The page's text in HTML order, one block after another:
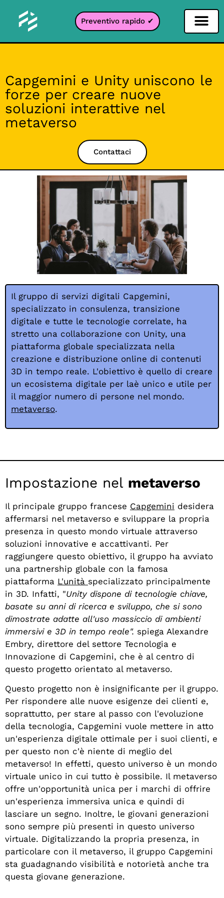
Preventivo rapido ✔
Capgemini e Unity uniscono le
forze per creare nuove
soluzioni interattive nel
metaverso
Contattaci
Il gruppo di servizi digitali Capgemini,
specializzato in consulenza, transizione
digitale e tutte le tecnologie correlate, ha
stretto una collaborazione con Unity, una
piattaforma globale specializzata nella
creazione e distribuzione online di contenuti
3D in tempo reale. L'obiettivo è quello di creare
un ecosistema digitale per laè unico e utile per
il maggior numero di persone nel mondo.
metaverso.
Impostazione nel metaverso
Il principale gruppo francese Capgemini desidera
affermarsi nel metaverso e sviluppare la propria
presenza in questo mondo virtuale attraverso
soluzioni innovative e accattivanti. Per
raggiungere questo obiettivo, il gruppo ha avviato
una partnership globale con la famosa
piattaforma L'unità specializzato principalmente
in 3D. Infatti, "Unity dispone di tecnologie chiave,
basate su anni di ricerca e sviluppo, che si sono
dimostrate adatte all'uso massiccio di ambienti
immersivi e 3D in tempo reale". spiega Alexandre
Embry, direttore del settore Tecnologia e
Innovazione di Capgemini, che è al centro di
questo progetto orientato al metaverso.
Questo progetto non è insignificante per il gruppo.
Per rispondere alle nuove esigenze dei clienti e,
soprattutto, per stare al passo con l'evoluzione
della tecnologia, Capgemini vuole mettere in atto
un'esperienza digitale ottimale per i suoi clienti, e
per questo non c'è niente di meglio del
metaverso! In effetti, questo universo è un mondo
virtuale unico in cui tutto è possibile. Il metaverso
offre un'opportunità unica per i marchi di offrire
un'esperienza immersiva unica e quindi di
lasciare un segno. Inoltre, le giovani generazioni
sono sempre più presenti in questo universo
virtuale. Digitalizzando la propria presenza, in
particolare con il metaverso, il gruppo Capgemini
sta guadagnando visibilità e notorietà anche tra
questa giovane generazione.